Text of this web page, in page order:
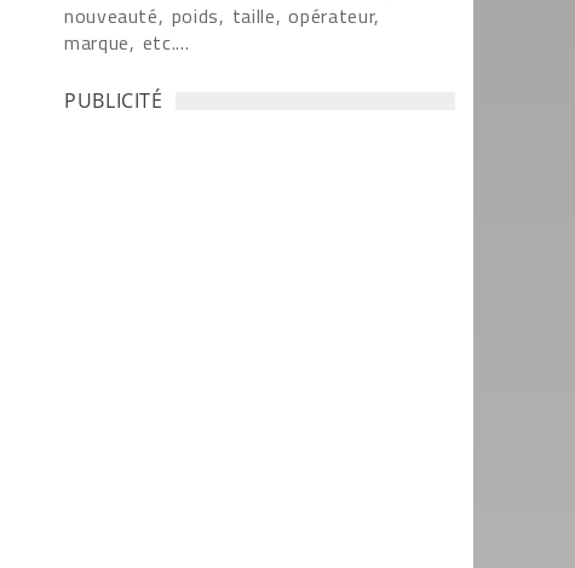
nouveauté, poids, taille, opérateur,
marque, etc....
PUBLICITÉ